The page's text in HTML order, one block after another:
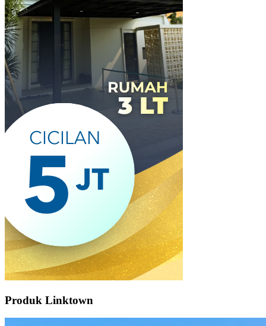
Produk Linktown